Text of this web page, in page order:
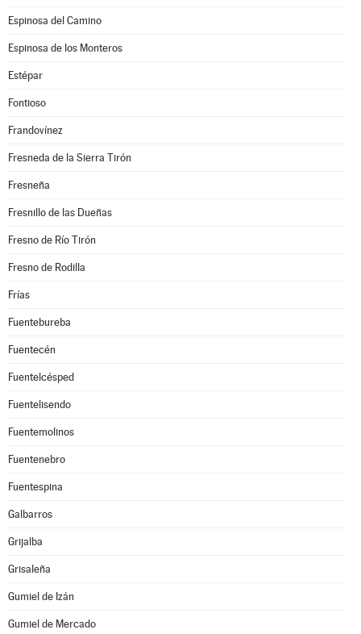
Espinosa del Camino
Espinosa de los Monteros
Estépar
Fontioso
Frandovínez
Fresneda de la Sierra Tirón
Fresneña
Fresnillo de las Dueñas
Fresno de Río Tirón
Fresno de Rodilla
Frías
Fuentebureba
Fuentecén
Fuentelcésped
Fuentelisendo
Fuentemolinos
Fuentenebro
Fuentespina
Galbarros
Grijalba
Grisaleña
Gumiel de Izán
Gumiel de Mercado